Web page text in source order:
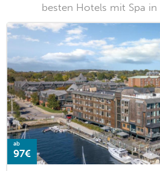
besten Hotels mit Spa in
ab
97€